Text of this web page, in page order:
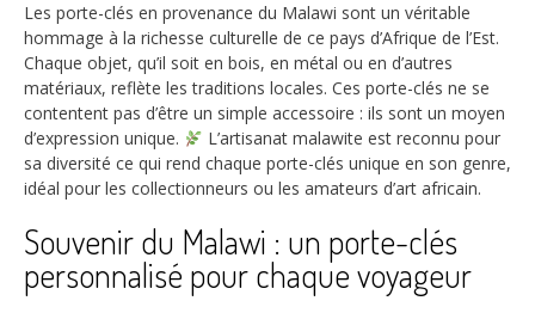
Les porte-clés en provenance du Malawi sont un véritable
hommage à la richesse culturelle de ce pays d’Afrique de l’Est.
Chaque objet, qu’il soit en bois, en métal ou en d’autres
matériaux, reflète les traditions locales. Ces porte-clés ne se
contentent pas d’être un simple accessoire : ils sont un moyen
d’expression unique.
L’artisanat malawite est reconnu pour
sa diversité ce qui rend chaque porte-clés unique en son genre,
idéal pour les collectionneurs ou les amateurs d’art africain.
Souvenir du Malawi : un porte-clés
personnalisé pour chaque voyageur